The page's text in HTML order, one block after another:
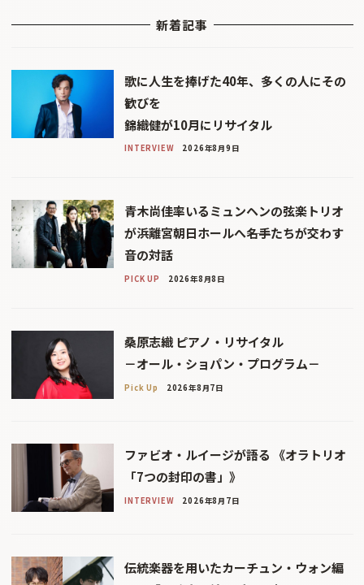
新着記事
歌に人生を捧げた40年、多くの人にその
歓びを
錦織健が10月にリサイタル
INTERVIEW 2026年8月9日
青木尚佳率いるミュンヘンの弦楽トリオ
が浜離宮朝日ホールへ――名手たちが交わす
音の対話
PICK UP 2026年8月8日
桑原志織 ピアノ・リサイタル
－オール・ショパン・プログラム－
Pick Up 2026年8月7日
ファビオ・ルイージが語る 《オラトリオ
「7つの封印の書」》
INTERVIEW 2026年8月7日
伝統楽器を用いたカーチュン・ウォン編